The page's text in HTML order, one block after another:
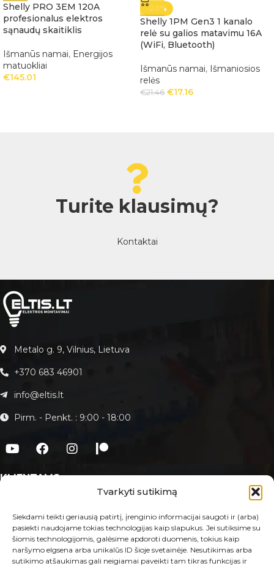
Tvarkyti sutikimą
Siekdami teikti geriausią patirtį, įrenginio informacijai saugoti ir (arba)
pasiekti naudojame tokias technologijas kaip slapukus. Jei sutiksime su
šiomis technologijomis, galėsime apdoroti duomenis, tokius kaip
naršymo elgsena arba unikalūs ID šioje svetainėje. Nesutikimas arba
sutikimo atšaukimas gali neigiamai paveikti tam tikras funkcijas ir
Shelly PRO 3EM 120A
profesionalus elektros
sąnaudų skaitiklis
Išmanūs namai, Energijos
matuokliai
€145.01
-20%
Shelly 1PM Gen3 1 kanalo
relė su galios matavimu 16A
(WiFi, Bluetooth)
Išmanūs namai, Išmaniosios
relės
€21.46 €17.16
Turite klausimų?
Kontaktai
Metalo g. 9, Vilnius, Lietuva
+370 683 46901
info@eltis.lt
Pirm. - Penkt. : 9:00 - 18:00
KLIENTAMS
Paslaugos
Kontaktai
E-PARDUOTUVĖ